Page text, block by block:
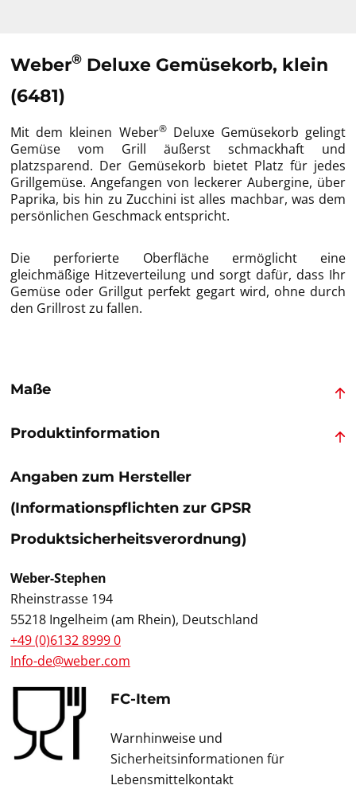
Weber® Deluxe Gemüsekorb, klein
(6481)
Mit dem kleinen Weber®Deluxe Gemüsekorb gelingt
Gemüse vom Grill äußerst schmackhaft und
platzsparend. Der Gemüsekorb bietet Platz für jedes
Grillgemüse. Angefangen von leckerer Aubergine, über
Paprika, bis hin zu Zucchini ist alles machbar, was dem
persönlichen Geschmack entspricht.
Die perforierte Oberfläche ermöglicht eine
gleichmäßige Hitzeverteilung und sorgt dafür, dass Ihr
Gemüse oder Grillgut perfekt gegart wird, ohne durch
den Grillrost zu fallen.
Maße
Produktinformation
Angaben zum Hersteller
(Informationspflichten zur GPSR
Produktsicherheitsverordnung)
Weber-Stephen
Rheinstrasse 194
55218 Ingelheim (am Rhein), Deutschland
+49 (0)6132 8999 0
Info-de@weber.com
FC-Item
Warnhinweise und
Sicherheitsinformationen für
Lebensmittelkontakt